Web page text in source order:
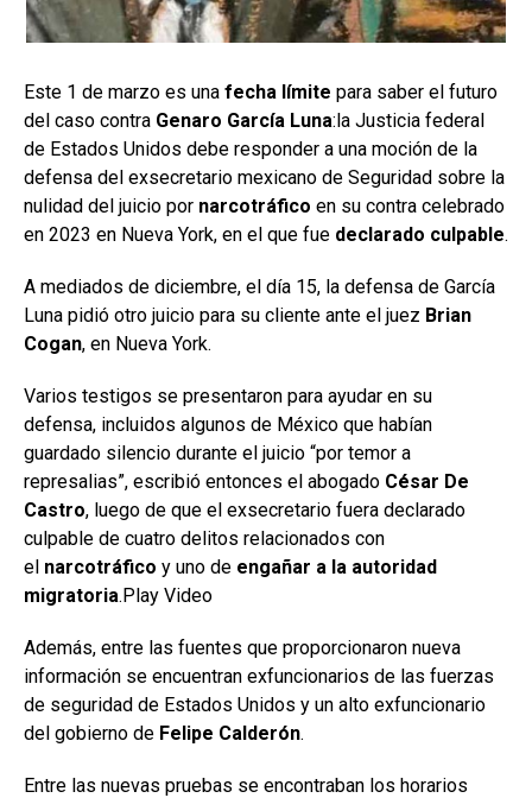
Este 1 de marzo es una fecha límite para saber el futuro
del caso contra Genaro García Luna:la Justicia federal
de Estados Unidos debe responder a una moción de la
defensa del exsecretario mexicano de Seguridad sobre la
nulidad del juicio por narcotráfico en su contra celebrado
en 2023 en Nueva York, en el que fue declarado culpable.
A mediados de diciembre, el día 15, la defensa de García
Luna pidió otro juicio para su cliente ante el juez Brian
Cogan, en Nueva York.
Varios testigos se presentaron para ayudar en su
defensa, incluidos algunos de México que habían
guardado silencio durante el juicio “por temor a
represalias”, escribió entonces el abogado César De
Castro, luego de que el exsecretario fuera declarado
culpable de cuatro delitos relacionados con
el narcotráfico y uno de engañar a la autoridad
migratoria.Play Video
Además, entre las fuentes que proporcionaron nueva
información se encuentran exfuncionarios de las fuerzas
de seguridad de Estados Unidos y un alto exfuncionario
del gobierno de Felipe Calderón.
Entre las nuevas pruebas se encontraban los horarios